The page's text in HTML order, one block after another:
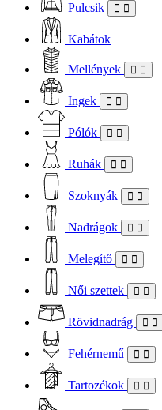
Pulcsik
Kabátok
Mellények
Ingek
Pólók
Ruhák
Szoknyák
Nadrágok
Melegítő
Női szettek
Rövidnadrág
Fehérnemű
Tartozékok